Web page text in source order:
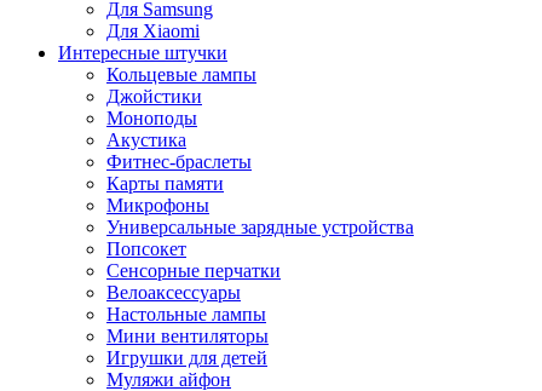
Для Samsung
Для Xiaomi
Интересные штучки
Кольцевые лампы
Джойстики
Моноподы
Акустика
Фитнес-браслеты
Карты памяти
Микрофоны
Универсальные зарядные устройства
Попсокет
Сенсорные перчатки
Велоаксессуары
Настольные лампы
Мини вентиляторы
Игрушки для детей
Муляжи айфон